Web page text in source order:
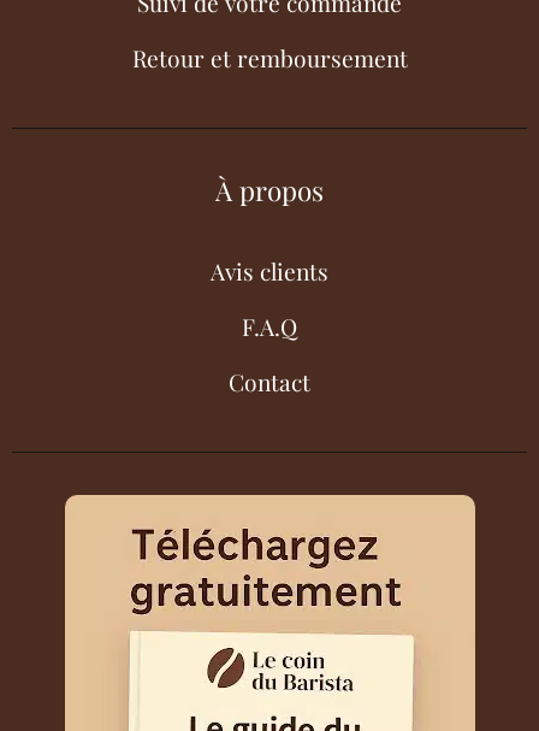
Retour et remboursement
À propos
Avis clients
F.A.Q
Contact